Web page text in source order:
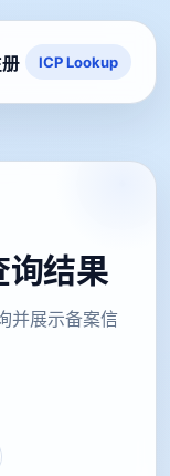
ICP Lookup
结果
并展示备案信